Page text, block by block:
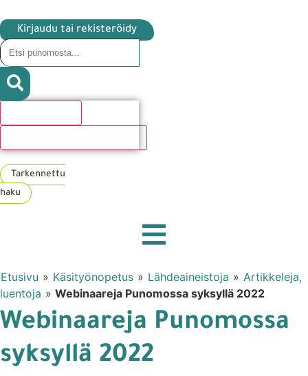
Kirjaudu tai rekisteröidy
Tarkennettu
haku
Etusivu » Käsityönopetus » Lähdeaineistoja » Artikkeleja,
luentoja » Webinaareja Punomossa syksyllä 2022
Webinaareja Punomossa
syksyllä 2022